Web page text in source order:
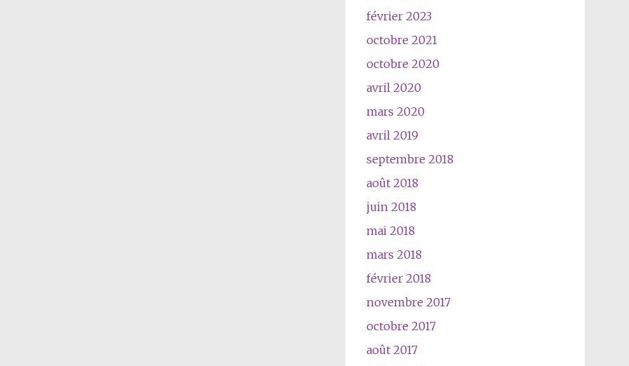
février 2023
octobre 2021
octobre 2020
avril 2020
mars 2020
avril 2019
septembre 2018
août 2018
juin 2018
mai 2018
mars 2018
février 2018
novembre 2017
octobre 2017
août 2017